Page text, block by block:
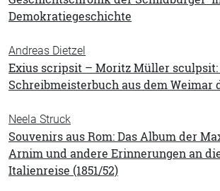
Demokratiegeschichte
Andreas Dietzel
Exius scripsit – Moritz Müller sculpsit:
Schreibmeisterbuch aus dem Weimar
Neela Struck
Souvenirs aus Rom: Das Album der
Arnim und andere Erinnerungen an
Italienreise (1851/52)